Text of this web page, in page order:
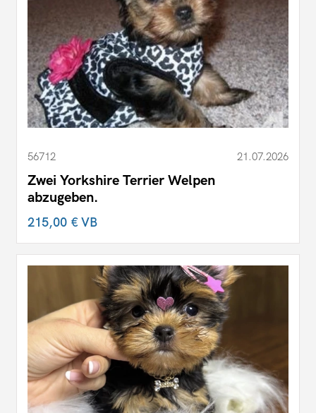
56712 21.07.2026
Zwei Yorkshire Terrier Welpen
abzugeben.
215,00 €VB